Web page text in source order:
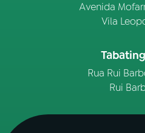
Avenida
Vila
Rua Rui
Rui